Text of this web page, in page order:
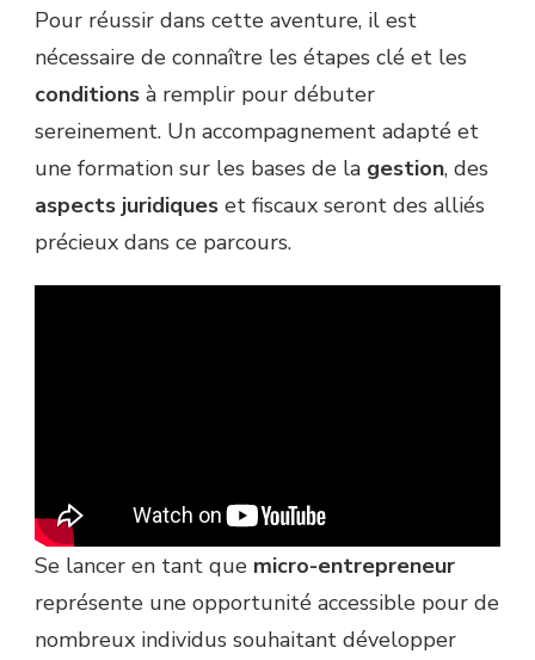
Pour réussir dans cette aventure, il est
nécessaire de connaître les étapes clé et les
conditions à remplir pour débuter
sereinement. Un accompagnement adapté et
une formation sur les bases de la gestion, des
aspects juridiques et fiscaux seront des alliés
précieux dans ce parcours.
Se lancer en tant que micro-entrepreneur
représente une opportunité accessible pour de
nombreux individus souhaitant développer